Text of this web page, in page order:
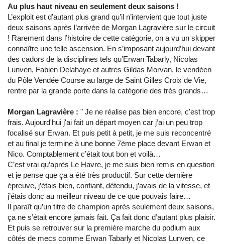
Au plus haut niveau en seulement deux saisons !
L’exploit est d’autant plus grand qu’il n’intervient que tout juste
deux saisons après l’arrivée de Morgan Lagravière sur le circuit
! Rarement dans l’histoire de cette catégorie, on a vu un skipper
connaître une telle ascension. En s’imposant aujourd’hui devant
des cadors de la disciplines tels qu’Erwan Tabarly, Nicolas
Lunven, Fabien Delahaye et autres Gildas Morvan, le vendéen
du Pôle Vendée Course au large de Saint Gilles Croix de Vie,
rentre par la grande porte dans la catégorie des très grands…
Morgan Lagravière : " Je ne réalise pas bien encore, c'est trop
frais. Aujourd'hui j'ai fait un départ moyen car j’ai un peu trop
focalisé sur Erwan. Et puis petit à petit, je me suis reconcentré
et au final je termine à une bonne 7ème place devant Erwan et
Nico. Comptablement c’était tout bon et voilà…
C’est vrai qu’après Le Havre, je me suis bien remis en question
et je pense que ça a été très productif. Sur cette dernière
épreuve, j’étais bien, confiant, détendu, j’avais de la vitesse, et
j’étais donc au meilleur niveau de ce que pouvais faire…
Il paraît qu’un titre de champion après seulement deux saisons,
ça ne s’était encore jamais fait. Ça fait donc d’autant plus plaisir.
Et puis se retrouver sur la première marche du podium aux
côtés de mecs comme Erwan Tabarly et Nicolas Lunven, ce